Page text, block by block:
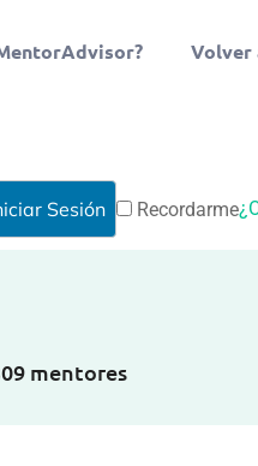
Volver
Recordarme
mentores